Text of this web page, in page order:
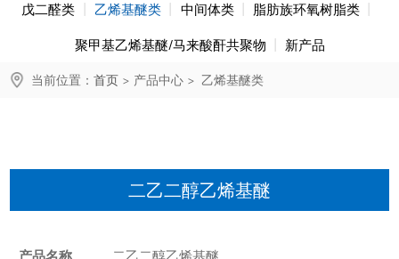
戊二醛类 乙烯基醚类 中间体类 脂肪族环氧树脂类
聚甲基乙烯基醚/马来酸酐共聚物 新产品
当前位置： 首页 > 产品中心 > 乙烯基醚类
二乙二醇乙烯基醚
产品名称 二乙二醇乙烯基醚